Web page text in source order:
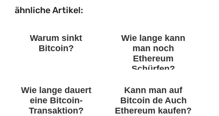
ähnliche Artikel:
Warum sinkt
Bitcoin?
Wie lange kann
man noch
Ethereum
Schürfen?
Wie lange dauert
eine Bitcoin-
Transaktion?
Kann man auf
Bitcoin de Auch
Ethereum kaufen?